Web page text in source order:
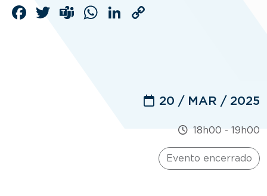
Facebook
Twitter
Teams
WhatsApp
LinkedIn
20 / MAR / 2025
18h00 - 19h00
Evento encerrado